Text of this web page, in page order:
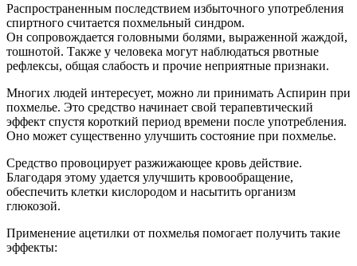
Распространенным последствием избыточного употребления
спиртного считается похмельный синдром.
Он сопровождается головными болями, выраженной жаждой,
тошнотой. Также у человека могут наблюдаться рвотные
рефлексы, общая слабость и прочие неприятные признаки.
Многих людей интересует, можно ли принимать Аспирин при
похмелье. Это средство начинает свой терапевтический
эффект спустя короткий период времени после употребления.
Оно может существенно улучшить состояние при похмелье.
Средство провоцирует разжижающее кровь действие.
Благодаря этому удается улучшить кровообращение,
обеспечить клетки кислородом и насытить организм
глюкозой.
Применение ацетилки от похмелья помогает получить такие
эффекты: